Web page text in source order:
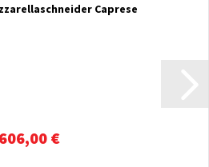
Caprese
606,00 €